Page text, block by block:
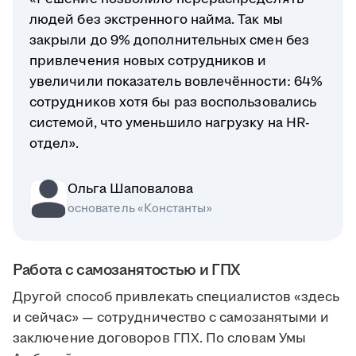
людей без экстренного найма. Так мы
закрыли до 9% дополнительных смен без
привлечения новых сотрудников и
увеличили показатель вовлечённости: 64%
сотрудников хотя бы раз воспользовались
системой, что уменьшило нагрузку на HR-
отдел».
Ольга Шаповалова
основатель «Константы»
Работа с самозанятостью и ГПХ
Другой способ привлекать специалистов «здесь
и сейчас» — сотрудничество с самозанятыми и
заключение договоров ГПХ. По словам Умы